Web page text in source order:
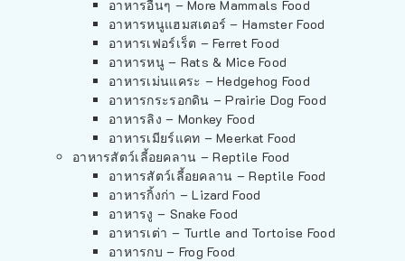
อาหารอื่นๆ – More Mammals Food
อาหารหนูแฮมสเตอร์ – Hamster Food
อาหารเฟอร์เร็ต – Ferret Food
อาหารหนู – Rats & Mice Food
อาหารเม่นแคระ – Hedgehog Food
อาหารกระรอกดิน – Prairie Dog Food
อาหารลิง – Monkey Food
อาหารเมียร์แคท – Meerkat Food
อาหารสัตว์เลี้อยคลาน – Reptile Food
อาหารสัตว์เลี้อยคลาน – Reptile Food
อาหารกิ้งก่า – Lizard Food
อาหารงู – Snake Food
อาหารเต่า – Turtle and Tortoise Food
อาหารกบ – Frog Food